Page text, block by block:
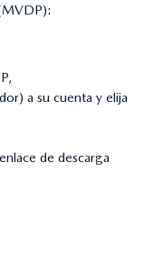
a su cuenta y elija
de descarga